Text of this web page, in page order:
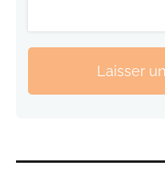
Laisser